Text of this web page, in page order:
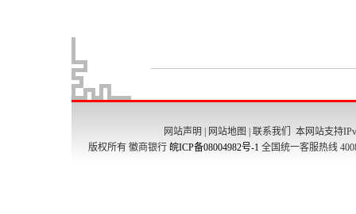
网站声明 网站地图 联系我们
本网站支持
版权所有 徽商银行 皖ICP备08004982号-1 全国统一客服热线